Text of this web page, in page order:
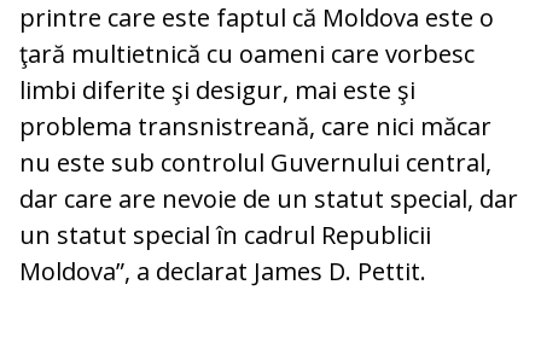
printre care este faptul că Moldova este o
ţară multietnică cu oameni care vorbesc
limbi diferite şi desigur, mai este şi
problema transnistreană, care nici măcar
nu este sub controlul Guvernului central,
dar care are nevoie de un statut special, dar
un statut special în cadrul Republicii
Moldova”, a declarat James D. Pettit.